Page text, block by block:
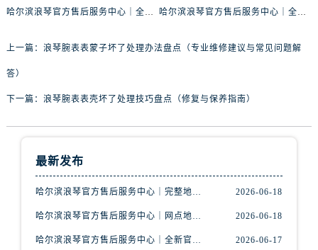
哈尔滨浪琴官方售后服务中心｜全新服务热线及门店地址权威信息公示（2026年6月最新）
哈尔滨浪琴官方售后服务中心｜全新维修门店地址及电话权威信息公示（2026年6月最新）
上一篇： 浪琴腕表表蒙子坏了处理办法盘点（专业维修建议与常见问题解
答）
下一篇： 浪琴腕表表壳坏了处理技巧盘点（修复与保养指南）
最新发布
哈尔滨浪琴官方售后服务中心｜完整地址与联系电话权威信息公示（2026年6月最新） 2026-06-18
哈尔滨浪琴官方售后服务中心｜网点地址与服务热线权威信息公示（2026年6月最新） 2026-06-18
哈尔滨浪琴官方售后服务中心｜全新官方服务电话与地址权威信息公示（2026年6月最新） 2026-06-17